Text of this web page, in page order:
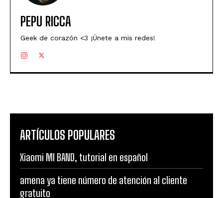
PEPU RICCA
Geek de corazón <3 ¡Únete a mis redes!
ARTÍCULOS POPULARES
Xiaomi MI BAND, tutorial en español
amena ya tiene número de atención al cliente
gratuito